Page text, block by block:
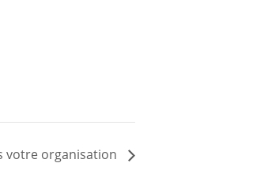
votre organisation